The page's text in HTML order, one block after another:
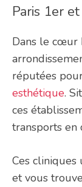
Paris 1er
Dans le cœur
réputées
esthétique.
ces
transports en
Ces
et vous